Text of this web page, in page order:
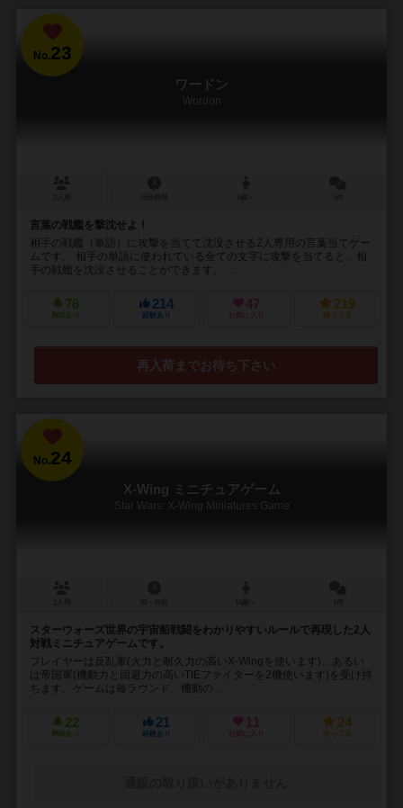
No.23
ワードン
Wordon
言葉の戦艦を撃沈せよ！
相手の戦艦（単語）に攻撃を当てて沈没させる2人専用の言葉当てゲー
ムです。 相手の単語に使われている全ての文字に攻撃を当てると、相
手の戦艦を沈没させることができます。 ...
76
興味あり
214
経験あり
47
お気に入り
219
持ってる
再入荷までお待ち下さい
No.24
X-Wing ミニチュアゲーム
Star Wars: X-Wing Miniatures Game
スターウォーズ世界の宇宙船戦闘をわかりやすいルールで再現した2人
対戦ミニチュアゲームです。
プレイヤーは反乱軍(火力と耐久力の高いX-Wingを使います)、あるい
は帝国軍(機動力と回避力の高いTIEファイターを2機使います)を受け持
ちます。ゲームは毎ラウンド、機動の...
22
興味あり
21
経験あり
11
お気に入り
24
持ってる